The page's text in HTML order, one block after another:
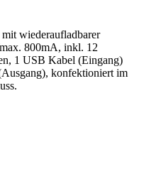
wiederaufladbarer
800mA, inkl. 12
1 USB Kabel (Eingang)
konfektioniert im